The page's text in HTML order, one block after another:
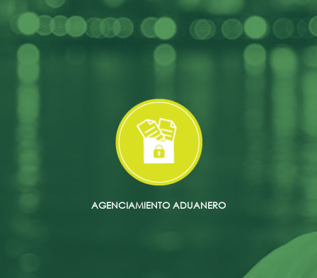
AGENCIAMIENTO ADUANERO